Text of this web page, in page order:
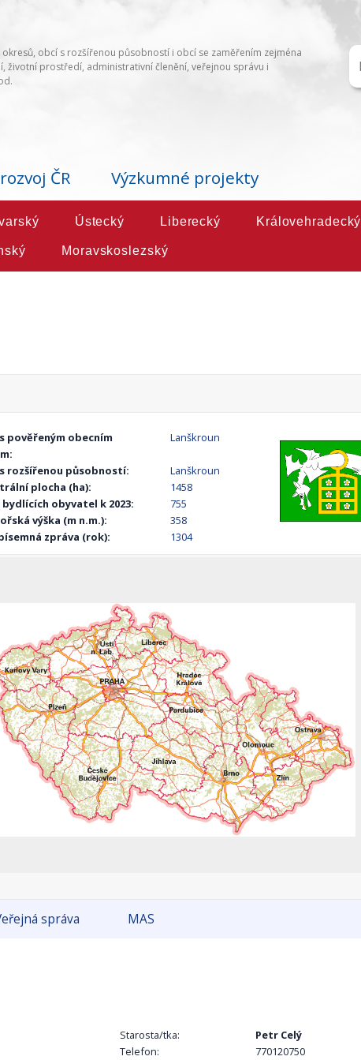
obcí s rozšířenou působností i obcí se zaměřením zejména
životní prostředí, administrativní členění, veřejnou správu i
ČR Výzkumné projekty
Ústecký Liberecký Královehradecký
Moravskoslezský
pověřeným obecním
Lanškroun
rozšířenou působností:
Lanškroun
plocha (ha):
1458
obyvatel k 2023:
755
výška (m n.m.):
358
zpráva (rok):
1304
správa MAS
Starosta/tka:
Petr Celý
Telefon:
770120750